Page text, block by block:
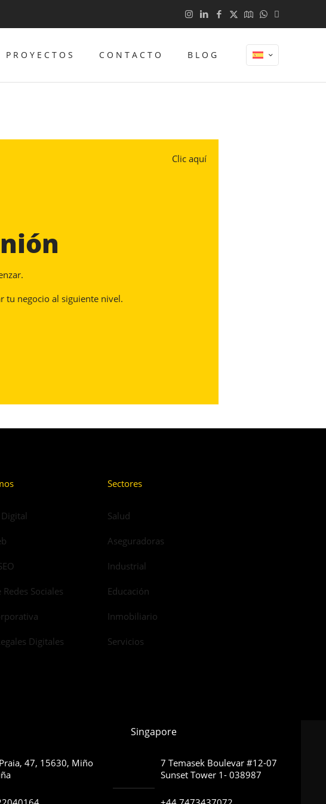
PROYECTOS CONTACTO BLOG
Clic aquí
tu negocio al siguiente nivel.
Sociales
Digitales
Sectores
Salud
Aseguradoras
Industrial
Educación
Inmobiliario
Servicios
47, 15630, Miño
Singapore
7 Temasek Boulevar #12-07
Sunset Tower 1- 038987